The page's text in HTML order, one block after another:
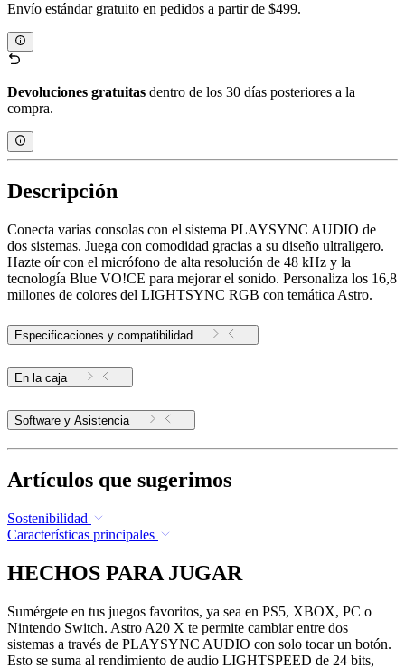
Envío estándar gratuito en pedidos a partir de $499.
Devoluciones gratuitas dentro de los 30 días posteriores a la
compra.
Descripción
Conecta varias consolas con el sistema PLAYSYNC AUDIO de
dos sistemas. Juega con comodidad gracias a su diseño ultraligero.
Hazte oír con el micrófono de alta resolución de 48 kHz y la
tecnología Blue VO!CE para mejorar el sonido. Personaliza los 16,8
millones de colores del LIGHTSYNC RGB con temática Astro.
Especificaciones y compatibilidad
En la caja
Software y Asistencia
Artículos que sugerimos
Sostenibilidad
Características principales
HECHOS PARA JUGAR
Sumérgete en tus juegos favoritos, ya sea en PS5, XBOX, PC o
Nintendo Switch. Astro A20 X te permite cambiar entre dos
sistemas a través de PLAYSYNC AUDIO con solo tocar un botón.
Esto se suma al rendimiento de audio LIGHTSPEED de 24 bits,